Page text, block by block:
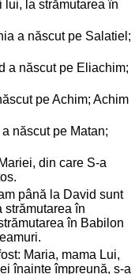
lui, la strămutarea în
a născut pe Salatiel;
a născut pe Eliachim;
pe Achim; Achim
născut pe Matan;
din care S-a
până la David sunt
strămutarea în
în Babilon
Maria, mama Lui,
înainte împreună, s-a